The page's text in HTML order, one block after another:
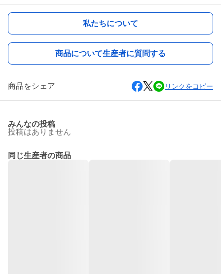
私たちについて
商品について生産者に質問する
商品をシェア リンクをコピー
みんなの投稿
投稿はありません
同じ生産者の商品